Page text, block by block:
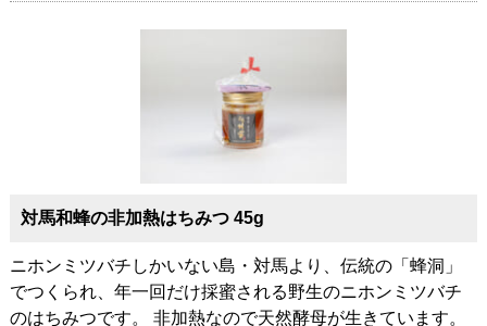
対馬和蜂の非加熱はちみつ 45g
ニホンミツバチしかいない島・対馬より、伝統の「蜂洞」
でつくられ、年一回だけ採蜜される野生のニホンミツバチ
のはちみつです。 非加熱なので天然酵母が生きています。